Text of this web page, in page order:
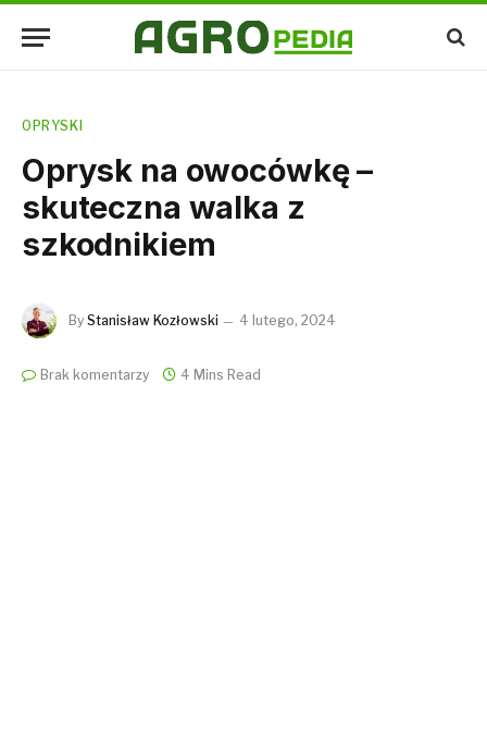
OPRYSKI
Oprysk na owocówkę –
skuteczna walka z
szkodnikiem
By Stanisław Kozłowski 4 lutego, 2024
Brak komentarzy 4 Mins Read